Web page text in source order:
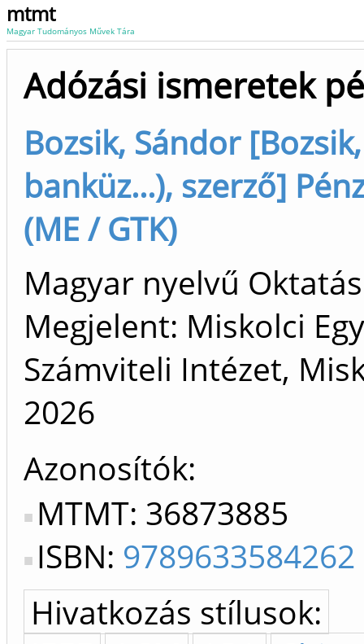
mtmt
Magyar Tudományos Művek Tára
Adózási ismeretek
Bozsik, Sándor
banküz...), szerző]
(ME / GTK)
Magyar nyelvű
Megjelent: Miskolci
Számviteli Intézet,
2026
Azonosítók
MTMT: 36873885
ISBN: 9789633584262
Hivatkozás stílusok: